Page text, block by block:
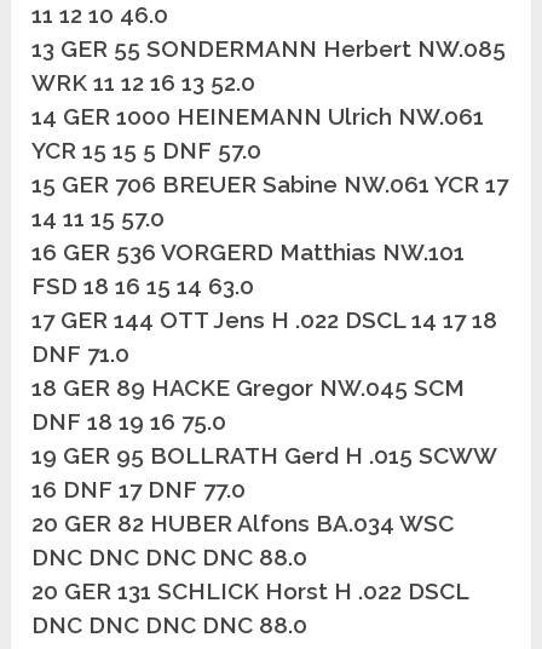
11 12 10 46.0
13 GER 55 SONDERMANN Herbert NW.085
WRK 11 12 16 13 52.0
14 GER 1000 HEINEMANN Ulrich NW.061
YCR 15 15 5 DNF 57.0
15 GER 706 BREUER Sabine NW.061 YCR 17
14 11 15 57.0
16 GER 536 VORGERD Matthias NW.101
FSD 18 16 15 14 63.0
17 GER 144 OTT Jens H .022 DSCL 14 17 18
DNF 71.0
18 GER 89 HACKE Gregor NW.045 SCM
DNF 18 19 16 75.0
19 GER 95 BOLLRATH Gerd H .015 SCWW
16 DNF 17 DNF 77.0
20 GER 82 HUBER Alfons BA.034 WSC
DNC DNC DNC DNC 88.0
20 GER 131 SCHLICK Horst H .022 DSCL
DNC DNC DNC DNC 88.0